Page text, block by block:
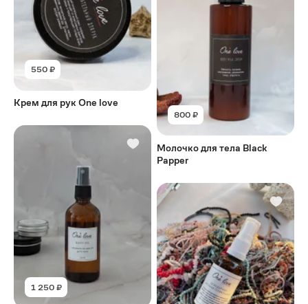
550 ₽
Крем для рук One love
1 250 ₽
800 ₽
Молочко для тела Black
Papper